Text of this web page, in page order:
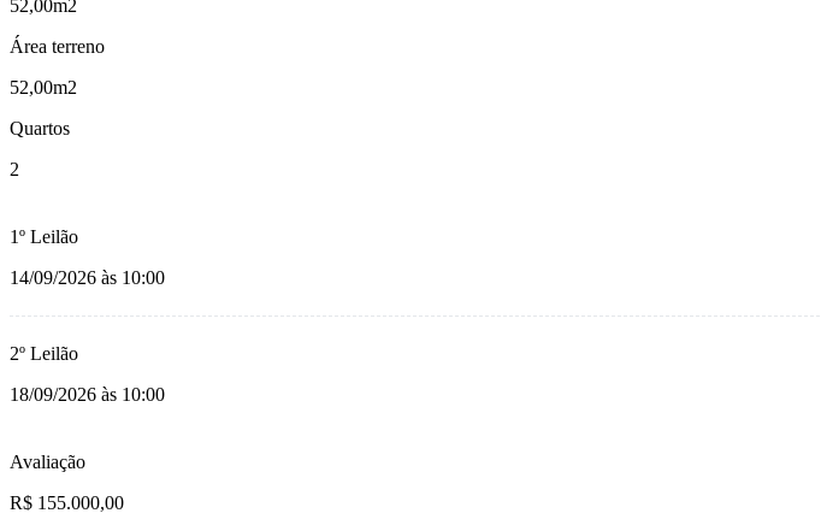
52,00m2
Área terreno
52,00m2
Quartos
2
1º Leilão
14/09/2026 às 10:00
2º Leilão
18/09/2026 às 10:00
Avaliação
R$ 155.000,00